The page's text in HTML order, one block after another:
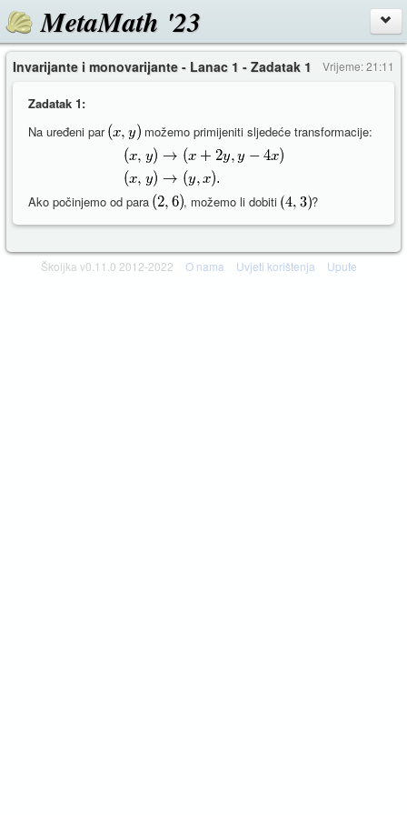
MetaMath '23
Vrijeme: 21:11
Invarijante i monovarijante - Lanac 1 - Zadatak 1
Zadatak 1:
Na uređeni par
možemo primijeniti sljedeće transformacije:
Ako počinjemo od para , možemo li dobiti ?
Školjka v0.11.0 2012-2022 O nama Uvjeti korištenja Upute